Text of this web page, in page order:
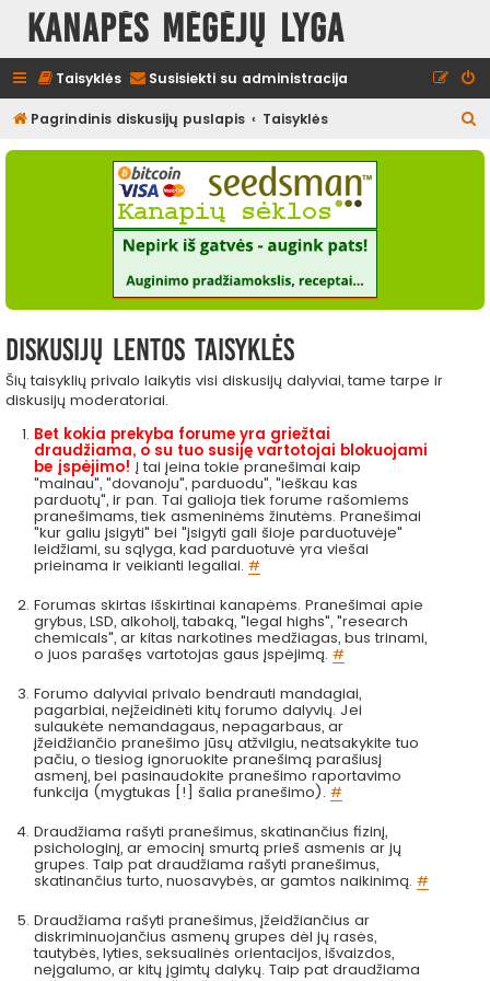
Kanapės mėgėjų lyga
Taisyklės Susisiekti su administracija
Pagrindinis diskusijų puslapis Taisyklės
e
Diskusijų lentos taisyklės
Šių taisyklių privalo laikytis visi diskusijų dalyviai, tame tarpe ir
diskusijų moderatoriai.
Bet kokia prekyba forume yra griežtai
draudžiama, o su tuo susiję vartotojai blokuojami
be įspėjimo! Į tai įeina tokie pranešimai kaip
"mainau", "dovanoju", parduodu", "ieškau kas
parduotų", ir pan. Tai galioja tiek forume rašomiems
pranešimams, tiek asmeninėms žinutėms. Pranešimai
"kur galiu įsigyti" bei "įsigyti gali šioje parduotuvėje"
leidžiami, su sąlyga, kad parduotuvė yra viešai
prieinama ir veikianti legaliai.#
Forumas skirtas išskirtinai kanapėms. Pranešimai apie
grybus, LSD, alkoholį, tabaką, "legal highs", "research
chemicals", ar kitas narkotines medžiagas, bus trinami,
o juos parašęs vartotojas gaus įspėjimą.#
Forumo dalyviai privalo bendrauti mandagiai,
pagarbiai, neįžeidinėti kitų forumo dalyvių. Jei
sulaukėte nemandagaus, nepagarbaus, ar
įžeidžiančio pranešimo jūsų atžvilgiu, neatsakykite tuo
pačiu, o tiesiog ignoruokite pranešimą parašiusį
asmenį, bei pasinaudokite pranešimo raportavimo
funkcija (mygtukas [!] šalia pranešimo).#
Draudžiama rašyti pranešimus, skatinančius fizinį,
psichologinį, ar emocinį smurtą prieš asmenis ar jų
grupes. Taip pat draudžiama rašyti pranešimus,
skatinančius turto, nuosavybės, ar gamtos naikinimą.#
Draudžiama rašyti pranešimus, įžeidžiančius ar
diskriminuojančius asmenų grupes dėl jų rasės,
tautybės, lyties, seksualinės orientacijos, išvaizdos,
neįgalumo, ar kitų įgimtų dalykų. Taip pat draudžiama